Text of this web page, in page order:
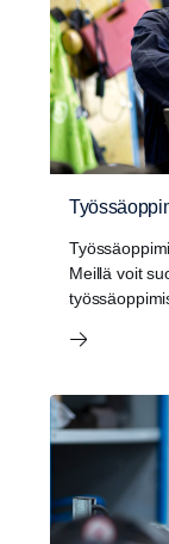
Meillä voit